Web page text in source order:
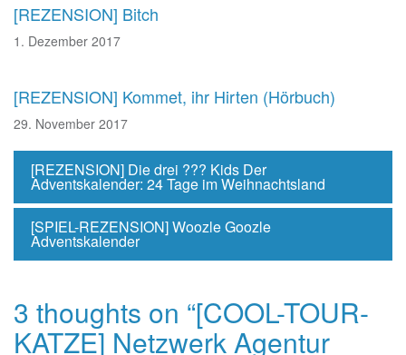
[REZENSION] Bitch
1. Dezember 2017
[REZENSION] Kommet, ihr Hirten (Hörbuch)
29. November 2017
[REZENSION] Die drei ??? Kids Der
Adventskalender: 24 Tage im Weihnachtsland
[SPIEL-REZENSION] Woozle Goozle
Adventskalender
3 thoughts on “[COOL-TOUR-
KATZE] Netzwerk Agentur